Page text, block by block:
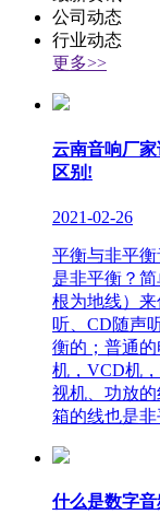
公司动态
行业动态
更多>>
云南音响厂
区别!
2021-02-26
平衡与非平
是非平衡？
根为地线）
听、CD随声
衡的；普通
机，VCD机
视机、功放
箱的线也是非
什么是数字